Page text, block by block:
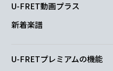
君を追
U-FRET動画プラス
新着楽譜
U-FRETプレミアムの機能